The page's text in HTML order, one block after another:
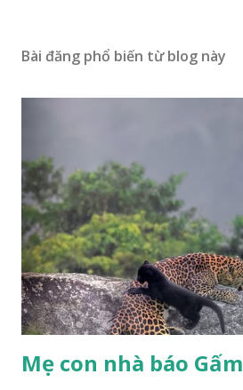
Bài đăng phổ biến từ blog này
Mẹ con nhà báo Gấm